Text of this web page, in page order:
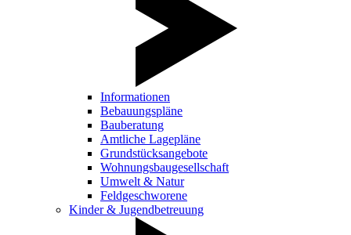
Informationen
Bebauungspläne
Bauberatung
Amtliche Lagepläne
Grundstücksangebote
Wohnungsbaugesellschaft
Umwelt & Natur
Feldgeschworene
Kinder & Jugendbetreuung